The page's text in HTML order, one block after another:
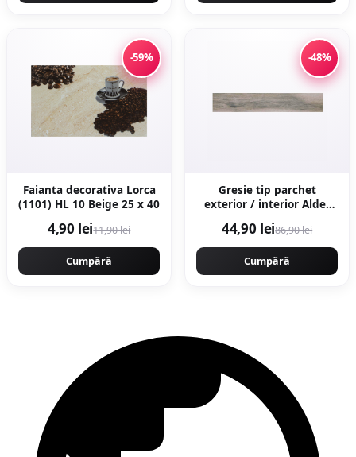
-59%
Faianta decorativa Lorca
(1101) HL 10 Beige 25 x 40
4,90 lei11,90 lei
Cumpără
-48%
Gresie tip parchet
exterior / interior Alder
portelanata
44,90 lei86,90 lei
Cumpără